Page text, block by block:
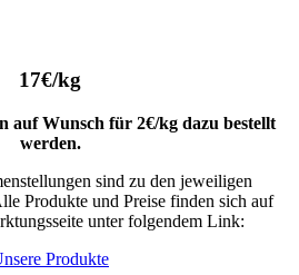
17€/kg
auf Wunsch für 2€/kg dazu bestellt
werden.
sind zu den jeweiligen
Produkte und Preise finden sich auf
unter folgendem Link:
Produkte